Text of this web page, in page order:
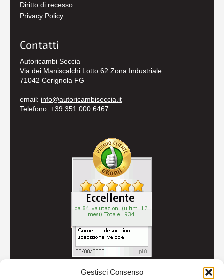
Gestisci Consenso
Diritto di recesso
Privacy Policy
Contatti
Autoricambi Seccia
Via dei Maniscalchi Lotto 62 Zona Industriale
71042 Cerignola FG
email: info@autoricambiseccia.it
Telefono: +39 351 000 6467